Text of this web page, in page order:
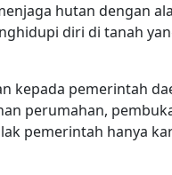
hutan dengan
diri di tanah
kepada pemerintah
perumahan,
pemerintah hanya